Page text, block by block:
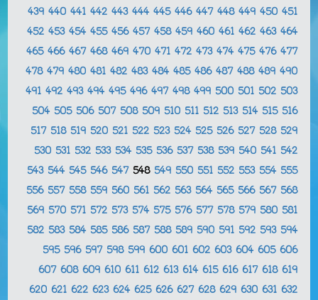
439 440 441 442 443 444 445 446 447 448 449 450 451
452 453 454 455 456 457 458 459 460 461 462 463 464
465 466 467 468 469 470 471 472 473 474 475 476 477
478 479 480 481 482 483 484 485 486 487 488 489 490
491 492 493 494 495 496 497 498 499 500 501 502 503
504 505 506 507 508 509 510 511 512 513 514 515 516
517 518 519 520 521 522 523 524 525 526 527 528 529
530 531 532 533 534 535 536 537 538 539 540 541 542
543 544 545 546 547 548 549 550 551 552 553 554 555
556 557 558 559 560 561 562 563 564 565 566 567 568
569 570 571 572 573 574 575 576 577 578 579 580 581
582 583 584 585 586 587 588 589 590 591 592 593 594
595 596 597 598 599 600 601 602 603 604 605 606
607 608 609 610 611 612 613 614 615 616 617 618 619
620 621 622 623 624 625 626 627 628 629 630 631 632